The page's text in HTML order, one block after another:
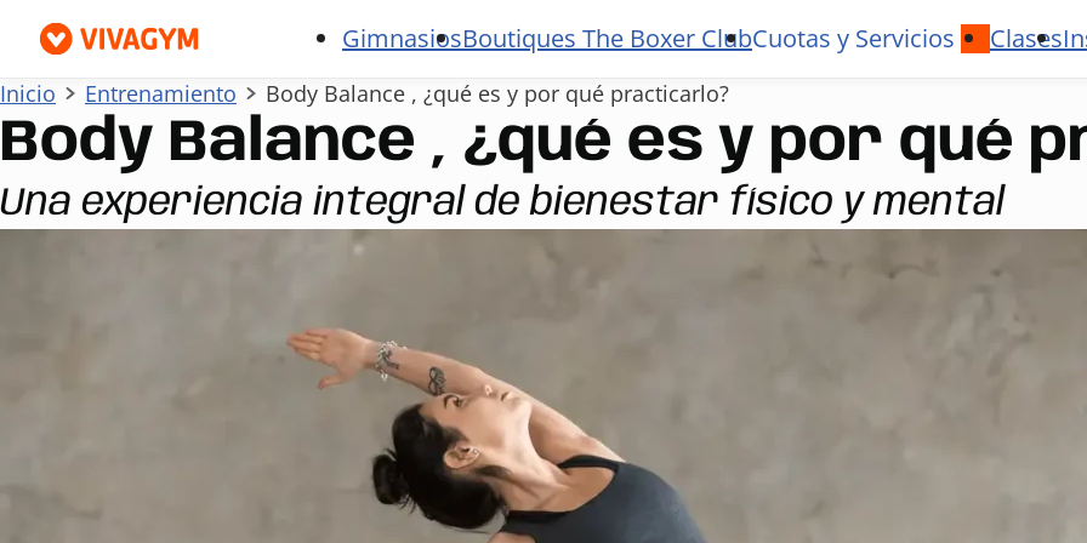
GimnasiosBoutiques The Boxer ClubCuotas y Servicios Clases
Inicio Entrenamiento Body Balance , ¿qué es y por qué practicarlo?
Body Balance , ¿qué es y por qué
Una experiencia integral de bienestar físico y mental